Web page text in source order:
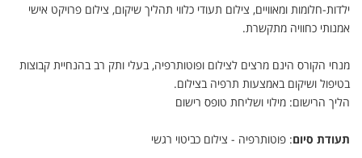
ילדות-חלומות ומאוויים, צילום תעודי כלווי תהליך שיקום, צילום פרויקט אישי
אמנותי כחוויה מתקשרת.
מנחי הקורס הינם מרצים לצילום ופוטותרפיה, בעלי ותק רב בהנחיית קבוצות
בטיפול ושיקום באמצעות תרפיה בצילום.
הליך הרישום: מילוי ושליחת טופס רישום
תעודת סיום: פוטותרפיה - צילום כביטוי רגשי